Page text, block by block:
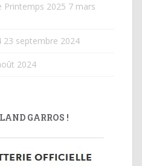
Printemps 2025 7 mars
23 septembre 2024
2024
GARROS !